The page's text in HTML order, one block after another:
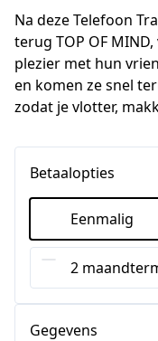
Na deze Telefoon
terug TOP OF
plezier met hun
en komen ze snel
zodat je vlotter,
Betaalopties
Eenmalig
2
Gegevens